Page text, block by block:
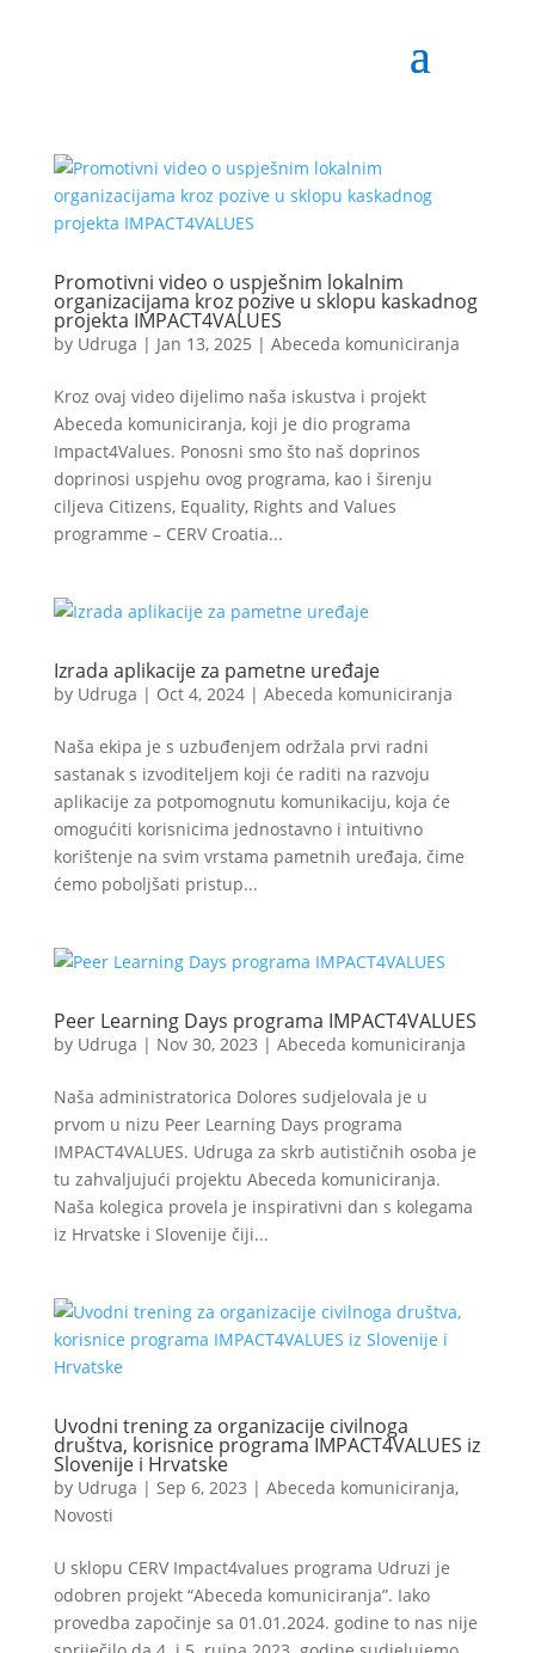
Promotivni video o uspješnim lokalnim
organizacijama kroz pozive u sklopu kaskadnog
projekta IMPACT4VALUES
by Udruga | Jan 13, 2025 | Abeceda komuniciranja
Kroz ovaj video dijelimo naša iskustva i projekt
Abeceda komuniciranja, koji je dio programa
Impact4Values. Ponosni smo što naš doprinos
doprinosi uspjehu ovog programa, kao i širenju
ciljeva Citizens, Equality, Rights and Values
programme – CERV Croatia...
Izrada aplikacije za pametne uređaje
by Udruga | Oct 4, 2024| Abeceda komuniciranja
Naša ekipa je s uzbuđenjem održala prvi radni
sastanak s izvoditeljem koji će raditi na razvoju
aplikacije za potpomognutu komunikaciju, koja će
omogućiti korisnicima jednostavno i intuitivno
korištenje na svim vrstama pametnih uređaja, čime
ćemo poboljšati pristup...
Peer Learning Days programa IMPACT4VALUES
by Udruga | Nov 30, 2023 | Abeceda komuniciranja
Naša administratorica Dolores sudjelovala je u
prvom u nizu Peer Learning Days programa
IMPACT4VALUES. Udruga za skrb autističnih osoba je
tu zahvaljujući projektu Abeceda komuniciranja.
Naša kolegica provela je inspirativni dan s kolegama
iz Hrvatske i Slovenije čiji...
Uvodni trening za organizacije civilnoga
društva, korisnice programa IMPACT4VALUES iz
Slovenije i Hrvatske
by Udruga | Sep 6, 2023 | Abeceda komuniciranja,
Novosti
U sklopu CERV Impact4values programa Udruzi je
odobren projekt “Abeceda komuniciranja”. Iako
provedba započinje sa 01.01.2024. godine to nas nije